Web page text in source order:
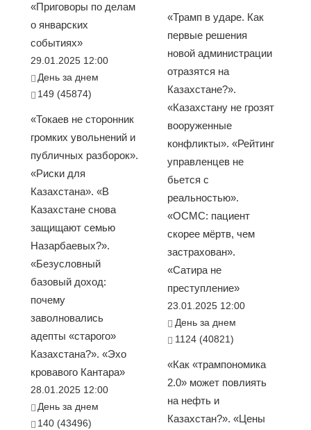
«Приговоры по делам
о январских
событиях»
29.01.2025 12:00
День за днем
149 (45874)
«Токаев не сторонник
громких увольнений и
публичных разборок».
«Риски для
Казахстана». «В
Казахстане снова
защищают семью
Назарбаевых?».
«Безусловный
базовый доход:
почему
заволновались
адепты «старого»
Казахстана?». «Эхо
кровавого Кантара»
28.01.2025 12:00
День за днем
140 (43496)
«Трамп в ударе. Как
первые решения
новой администрации
отразятся на
Казахстане?».
«Казахстану не грозят
вооруженные
конфликты». «Рейтинг
управленцев не
бьется с
реальностью».
«ОСМС: пациент
скорее мёртв, чем
застрахован».
«Сатира не
преступление»
23.01.2025 12:00
День за днем
1124 (40821)
«Как «трампономика
2.0» может повлиять
на нефть и
Казахстан?». «Цены